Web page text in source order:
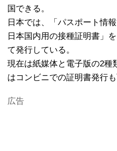
国できる。
日本では、「パスポート情
日本国内用の接種証明書」
て発行している。
現在は紙媒体と電子版の2種
はコンビニでの証明書発行も
広告